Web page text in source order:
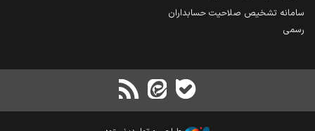
سامانه تشخیص صلاحیت حسابداران
رسمی